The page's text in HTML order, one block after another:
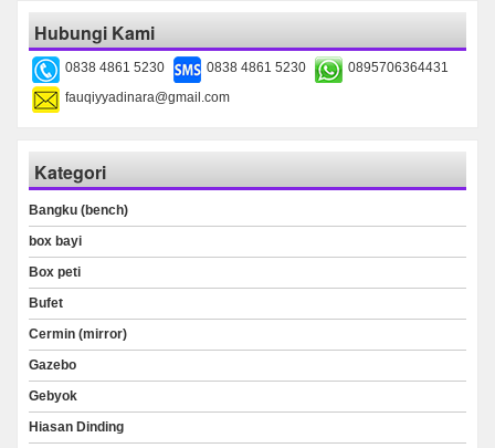
Hubungi Kami
0838 4861 5230 0838 4861 5230
0895706364431
fauqiyyadinara@gmail.com
Kategori
Bangku (bench)
box bayi
Box peti
Bufet
Cermin (mirror)
Gazebo
Gebyok
Hiasan Dinding